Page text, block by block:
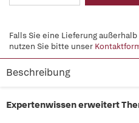
Falls Sie eine Lieferung außerhalb
nutzen Sie bitte unser
Beschreibung
Expertenwissen erweitert